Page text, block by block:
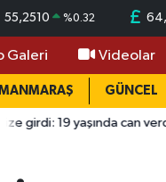
55,2510 %0.32
Galeri Videolar
GÜNCEL
19 yaşında can verdi